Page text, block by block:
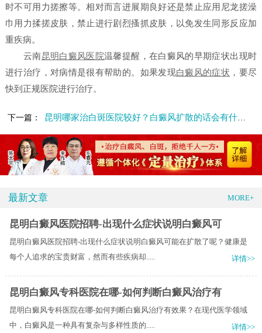
时不可用力搓擦等。相对而言进展期良好还是禁止应用尼龙搓澡
巾用力揉搓皮肤，禁止进行剧烈搔抓皮肤，以免发生同形反应加
重疾病。
云南昆明白癜风医院温馨提醒，在白癜风的早期症状出现时
进行治疗，对病情是很有帮助的。如果发现白癜风的症状 ，要尽
快到正规医院进行治疗。
下一篇： 昆明哪家治白斑医院较好？白癜风扩散的话会有什么表现
最新文章 MORE+
昆明白癜风医院招聘-出现什么症状说明白癜风可
昆明白癜风医院招聘-出现什么症状说明白癜风可能在扩散了呢？健康是
每个人追求的宝贵财富，然而有些疾病却.....
详情>>
昆明白癜风专科医院在哪-如何判断白癜风治疗有
昆明白癜风专科医院在哪-如何判断白癜风治疗有效果？在现代医学领域
中，白癜风是一种具有复杂与多样性质的.....
详情>>